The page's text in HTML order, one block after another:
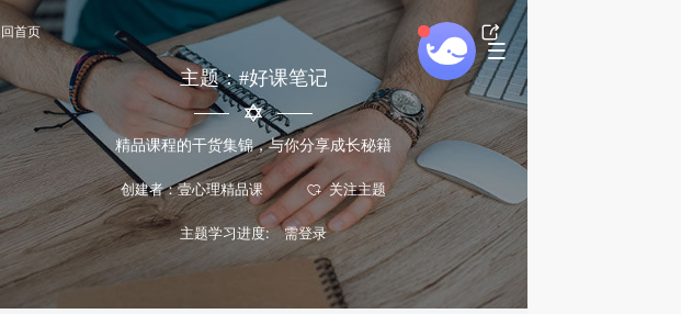
回首页
主题：#好课笔记
精品课程的干货集锦，与你分享成长秘籍
创建者：壹心理精品课
主题学习进度: